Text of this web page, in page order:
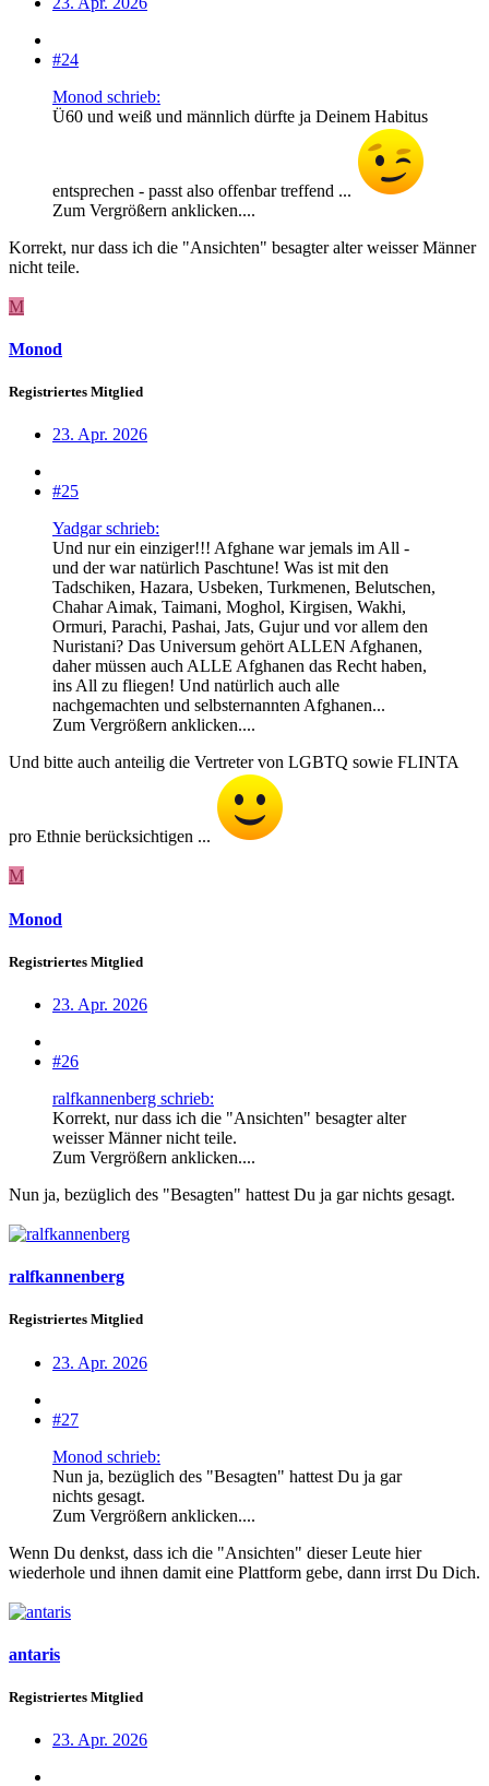
#24
Monod schrieb:
Ü60 und weiß und männlich dürfte ja Deinem Habitus
entsprechen - passt also offenbar treffend ...
Zum Vergrößern anklicken....
Korrekt, nur dass ich die "Ansichten" besagter alter weisser Männer
nicht teile.
M
Monod
Registriertes Mitglied
23. Apr. 2026
#25
Yadgar schrieb:
Und nur ein einziger!!! Afghane war jemals im All -
und der war natürlich Paschtune! Was ist mit den
Tadschiken, Hazara, Usbeken, Turkmenen, Belutschen,
Chahar Aimak, Taimani, Moghol, Kirgisen, Wakhi,
Ormuri, Parachi, Pashai, Jats, Gujur und vor allem den
Nuristani? Das Universum gehört ALLEN Afghanen,
daher müssen auch ALLE Afghanen das Recht haben,
ins All zu fliegen! Und natürlich auch alle
nachgemachten und selbsternannten Afghanen...
Zum Vergrößern anklicken....
Und bitte auch anteilig die Vertreter von LGBTQ sowie FLINTA
pro Ethnie berücksichtigen ...
M
Monod
Registriertes Mitglied
23. Apr. 2026
#26
ralfkannenberg schrieb:
Korrekt, nur dass ich die "Ansichten" besagter alter
weisser Männer nicht teile.
Zum Vergrößern anklicken....
Nun ja, bezüglich des "Besagten" hattest Du ja gar nichts gesagt.
ralfkannenberg
Registriertes Mitglied
23. Apr. 2026
#27
Monod schrieb:
Nun ja, bezüglich des "Besagten" hattest Du ja gar
nichts gesagt.
Zum Vergrößern anklicken....
Wenn Du denkst, dass ich die "Ansichten" dieser Leute hier
wiederhole und ihnen damit eine Plattform gebe, dann irrst Du Dich.
antaris
Registriertes Mitglied
23. Apr. 2026